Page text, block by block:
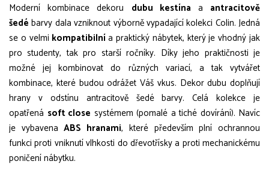
Moderní kombinace dekoru dubu kestína a antracitově
šedé barvy dala vzniknout výborně vypadající kolekci Colin. Jedná
se o velmi kompatibilnía praktický nábytek, který je vhodný jak
pro studenty, tak pro starší ročníky. Díky jeho praktičnosti je
možné jej kombinovat do různých variací, a tak vytvářet
kombinace, které budou odrážet Váš vkus. Dekor dubu doplňují
hrany v odstínu antracitově šedé barvy. Celá kolekce je
opatřená soft close systémem (pomalé a tiché dovírání). Navíc
je vybavenaABS hranami, které především plní ochrannou
funkci proti vniknutí vlhkosti do dřevotřísky a proti mechanickému
poničení nábytku.